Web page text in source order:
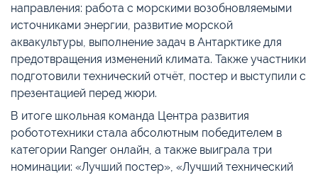
направления: работа с морскими возобновляемыми
источниками энергии, развитие морской
аквакультуры, выполнение задач в Антарктике для
предотвращения изменений климата. Также участники
подготовили технический отчёт, постер и выступили с
презентацией перед жюри.
В итоге школьная команда Центра развития
робототехники стала абсолютным победителем в
категории Ranger онлайн, а также выиграла три
номинации: «Лучший постер», «Лучший технический